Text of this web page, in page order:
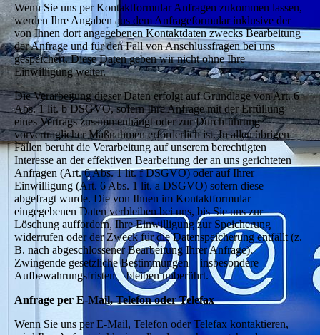
Wenn Sie uns per Kontaktformular Anfragen zukommen lassen,
werden Ihre Angaben aus dem Anfrageformular inklusive der
von Ihnen dort angegebenen Kontaktdaten zwecks Bearbeitung
der Anfrage und für den Fall von Anschlussfragen bei uns
gespeichert. Diese Daten geben wir nicht ohne Ihre
Einwilligung weiter.
Die Verarbeitung dieser Daten erfolgt auf Grundlage von Art. 6
Abs. 1 lit. b DSGVO, sofern Ihre Anfrage mit der Erfüllung
eines Vertrags zusammenhängt oder zur Durchführung
vorvertraglicher Maßnahmen erforderlich ist. In allen übrigen
Fällen beruht die Verarbeitung auf unserem berechtigten
Interesse an der effektiven Bearbeitung der an uns gerichteten
Anfragen (Art. 6 Abs. 1 lit. f DSGVO) oder auf Ihrer
Einwilligung (Art. 6 Abs. 1 lit. a DSGVO) sofern diese
abgefragt wurde. Die von Ihnen im Kontaktformular
eingegebenen Daten verbleiben bei uns, bis Sie uns zur
Löschung auffordern, Ihre Einwilligung zur Speicherung
widerrufen oder der Zweck für die Datenspeicherung entfällt (z.
B. nach abgeschlossener Bearbeitung Ihrer Anfrage).
Zwingende gesetzliche Bestimmungen – insbesondere
Aufbewahrungsfristen – bleiben unberührt.
Anfrage per E-Mail, Telefon oder Telefax
Wenn Sie uns per E-Mail, Telefon oder Telefax kontaktieren,